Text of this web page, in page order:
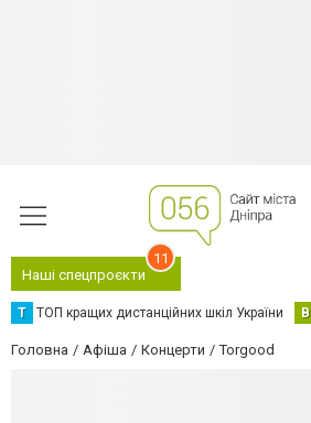
Наші спецпроєкти
11
Т ТОП кращих дистанційних шкіл України В
Головна Афіша Концерти Torgood